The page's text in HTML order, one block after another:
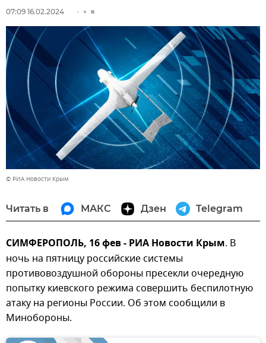
07:09 16.02.2024
© РИА Новости Крым
Читать в МАКС Дзен Telegram
СИМФЕРОПОЛЬ, 16 фев - РИА Новости Крым. В
ночь на пятницу российские системы
противовоздушной обороны пресекли очередную
попытку киевского режима совершить беспилотную
атаку на регионы России. Об этом сообщили в
Минобороны.